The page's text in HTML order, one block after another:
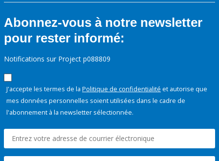
Abonnez-vous à notre newsletter
pour rester informé:
Notifications sur Project p088809
J'accepte les termes de la Politique de confidentialité et autorise que
mes données personnelles soient utilisées dans le cadre de
l'abonnement à la newsletter sélectionnée.